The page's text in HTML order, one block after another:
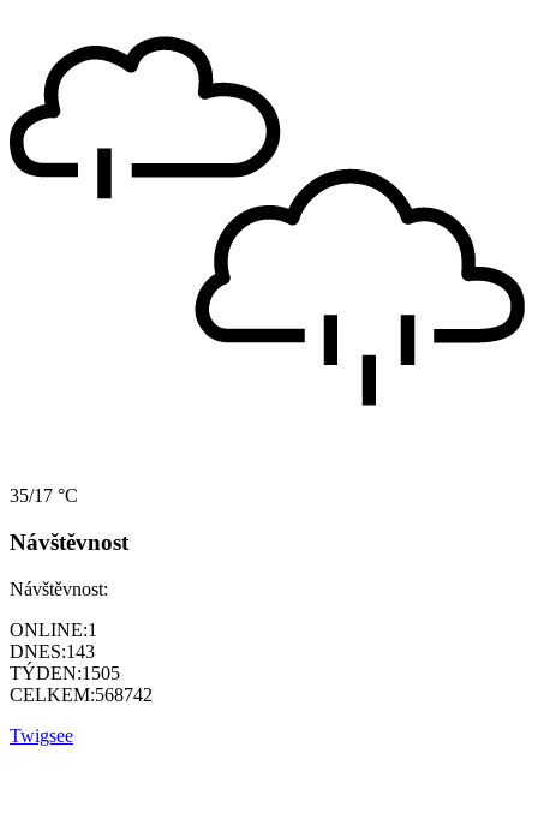
35/17 °C
Návštěvnost
Návštěvnost:
ONLINE:1
DNES:143
TÝDEN:1505
CELKEM:568742
Twigsee